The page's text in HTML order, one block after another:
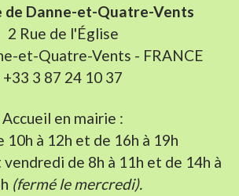
de Danne-et-Quatre-Vents
2 Rue de l'Église
et-Quatre-Vents - FRANCE
+33 3 87 24 10 37
Accueil en mairie :
10h à 12h et de 16h à 19h
de 8h à 11h et de 14h à
(fermé le mercredi).